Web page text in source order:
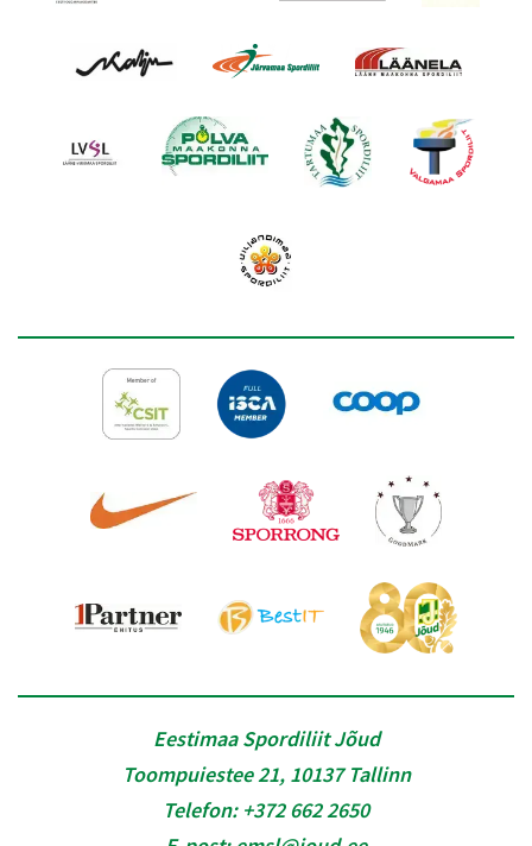
Eestimaa Spordiliit Jõud
Toompuiestee 21, 10137 Tallinn
Telefon: +372 662 2650